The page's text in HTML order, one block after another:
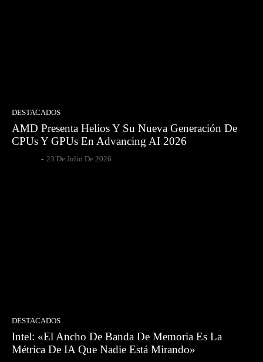
DESTACADOS
AMD Presenta Helios Y Su Nueva Generación De
CPUs Y GPUs En Advancing AI 2026
- 23 De Julio De 2026
DESTACADOS
Intel: «El Ancho De Banda De Memoria Es La
Métrica De IA Que Nadie Está Mirando»